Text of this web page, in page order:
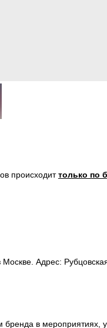
происходиттолько по
Адрес:
бренда в мероприятиях,